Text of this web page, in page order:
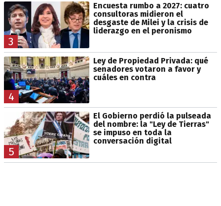
3
Encuesta rumbo a 2027: cuatro
consultoras midieron el
desgaste de Milei y la crisis de
liderazgo en el peronismo
4
Ley de Propiedad Privada: qué
senadores votaron a favor y
cuáles en contra
5
El Gobierno perdió la pulseada
del nombre: la "Ley de Tierras"
se impuso en toda la
conversación digital